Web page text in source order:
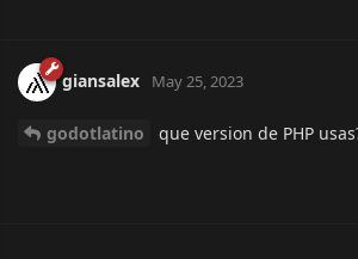
giansalex May 25, 2023
godotlatino que version de PHP